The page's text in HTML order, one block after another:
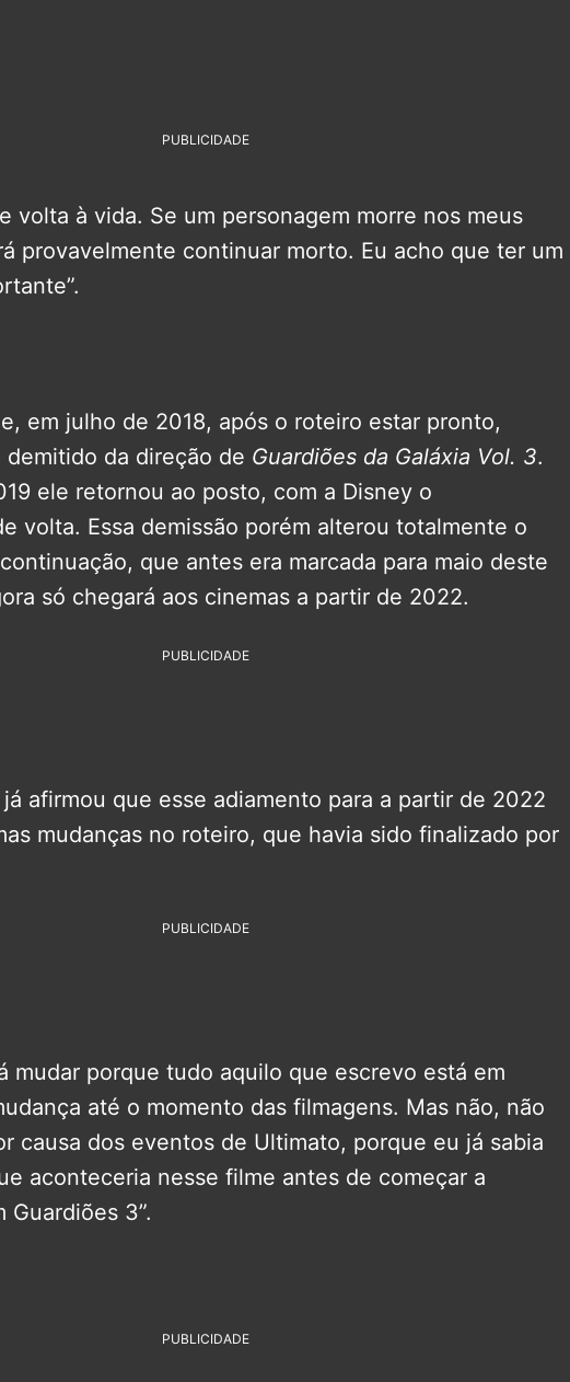
PUBLICIDADE
volta à vida. Se um personagem morre nos meus
provavelmente continuar morto. Eu acho que ter um
em julho de 2018, após o roteiro estar pronto,
demitido da direção de Guardiões da Galáxia Vol. 3.
ele retornou ao posto, com a Disney o
volta. Essa demissão porém alterou totalmente o
que antes era marcada para maio deste
só chegará aos cinemas a partir de 2022.
PUBLICIDADE
afirmou que esse adiamento para a partir de 2022
mudanças no roteiro, que havia sido finalizado por
PUBLICIDADE
mudar porque tudo aquilo que escrevo está em
até o momento das filmagens. Mas não, não
causa dos eventos de Ultimato, porque eu já sabia
aconteceria nesse filme antes de começar a
Guardiões 3”.
PUBLICIDADE